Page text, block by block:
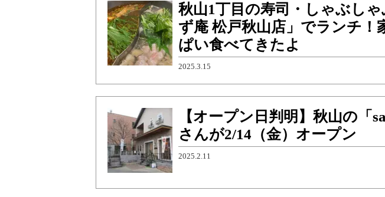
秋山1丁目の寿司・しゃぶし
ず庵 松戸秋山店」でランチ！
ぱい食べてきたよ
2025.3.15
【オープン日判明】秋山の「
さんが2/14（金）オープン
2025.2.11